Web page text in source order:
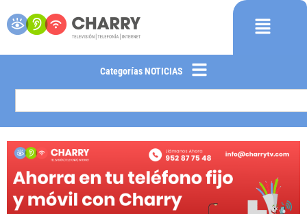
Categorías NOTICIAS